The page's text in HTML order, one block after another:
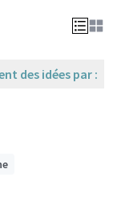
des idées par :